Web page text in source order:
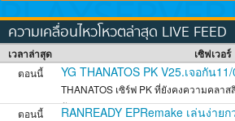
ความเคลื่อนไหวโหวตล่าสุด LIVE FEED
เวลาล่าสุด เซิฟเวอร์
ตอนนี้ YG THANATOS PK V25.เจอกัน
THANATOS เซิร์ฟ PK ที่ยังคงความคลา
อัพเดต V.
ตอนนี้ RANREADY EPRemake เล่นง่าย